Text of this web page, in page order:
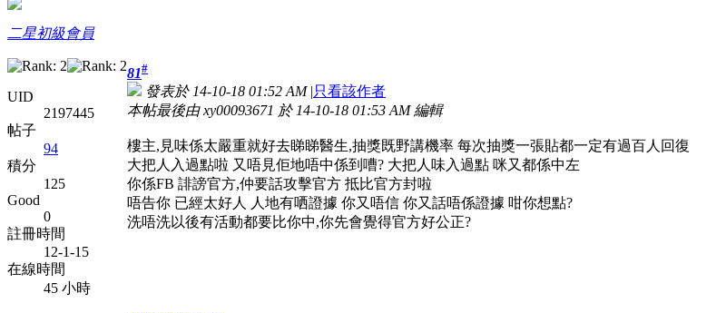
二星初級會員
UID
2197445
帖子
94
積分
125
Good
0
註冊時間
12-1-15
在線時間
45 小時
81#
發表於 14-10-18 01:52 AM |只看該作者
本帖最後由 xy00093671 於 14-10-18 01:53 AM 編輯
樓主,見味係太嚴重就好去睇睇醫生,抽獎既野講機率 每次抽獎一張貼都一定有過百人回復
大把人入過點啦 又唔見佢地唔中係到嘈? 大把人味入過點 咪又都係中左
你係FB 誹謗官方,仲要話攻擊官方 抵比官方封啦
唔告你 已經太好人 人地有哂證據 你又唔信 你又話唔係證據 咁你想點?
洗唔洗以後有活動都要比你中,你先會覺得官方好公正?